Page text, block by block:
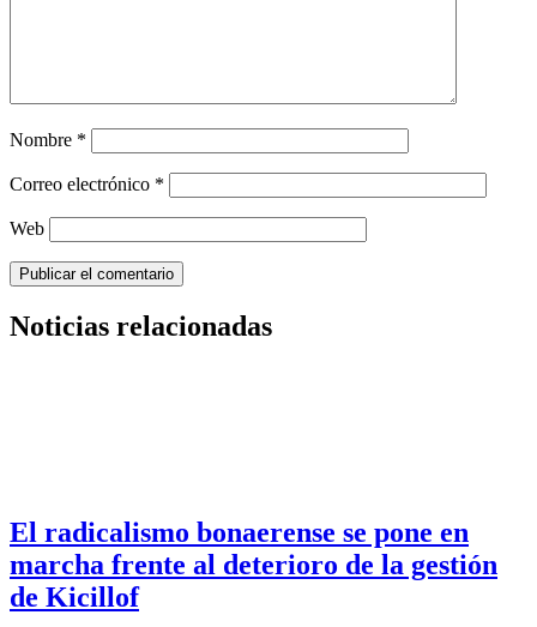
Nombre *
Correo electrónico *
Web
Noticias relacionadas
El radicalismo bonaerense se pone en
marcha frente al deterioro de la gestión
de Kicillof